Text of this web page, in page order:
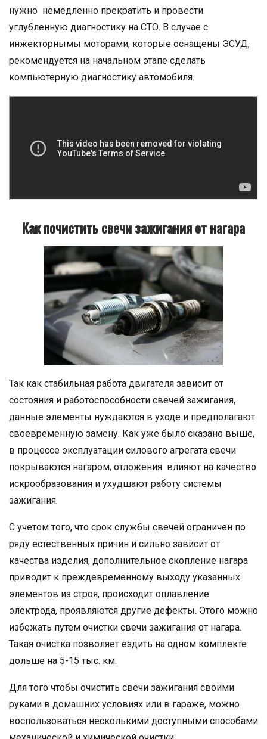
нужно немедленно прекратить и провести
углубленную диагностику на СТО. В случае с
инжекторнымы моторами, которые оснащены ЭСУД,
рекомендуется на начальном этапе сделать
компьютерную диагностику автомобиля.
Как почистить свечи зажигания от нагара
Так как стабильная работа двигателя зависит от
состояния и работоспособности свечей зажигания,
данные элементы нуждаются в уходе и предполагают
своевременную замену. Как уже было сказано выше,
в процессе эксплуатации силового агрегата свечи
покрываются нагаром, отложения влияют на качество
искрообразования и ухудшают работу системы
зажигания.
С учетом того, что срок службы свечей ограничен по
ряду естественных причин и сильно зависит от
качества изделия, дополнительное скопление нагара
приводит к преждевременному выходу указанных
элементов из строя, происходит оплавление
электрода, проявляются другие дефекты. Этого можно
избежать путем очистки свечи зажигания от нагара.
Такая очистка позволяет ездить на одном комплекте
дольше на 5-15 тыс. км.
Для того чтобы очистить свечи зажигания своими
руками в домашних условиях или в гараже, можно
воспользоваться несколькими доступными способами